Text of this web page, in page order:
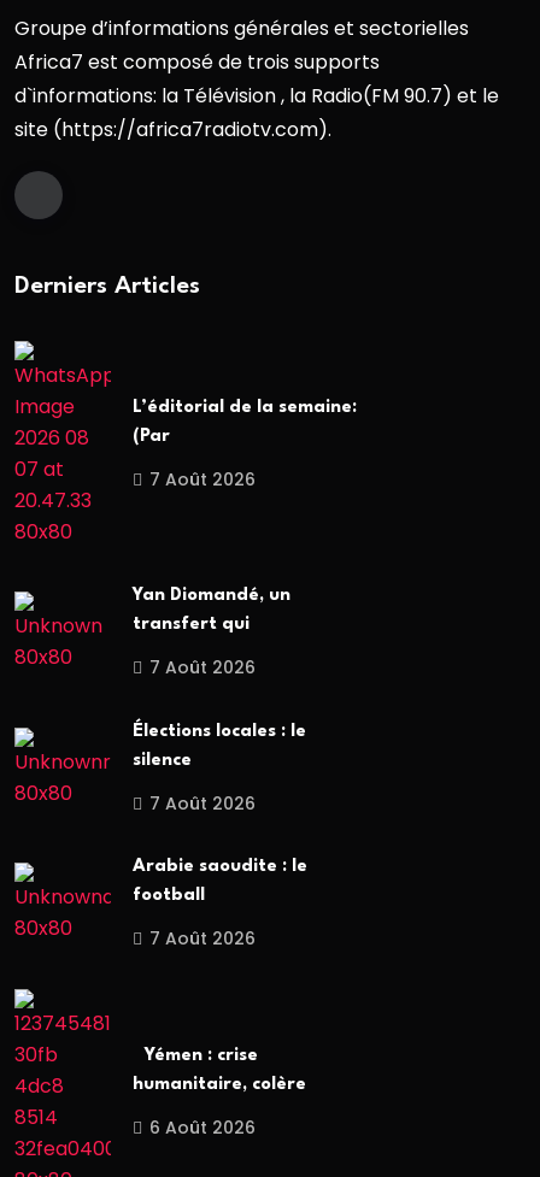
Groupe d’informations générales et sectorielles
Africa7 est composé de trois supports
d`informations: la Télévision , la Radio(FM 90.7) et le
site (https://africa7radiotv.com).
Derniers Articles
L’éditorial de la semaine:
(Par
7 Août 2026
Yan Diomandé, un
transfert qui
7 Août 2026
Élections locales : le
silence
7 Août 2026
Arabie saoudite : le
football
7 Août 2026
Yémen : crise
humanitaire, colère
6 Août 2026